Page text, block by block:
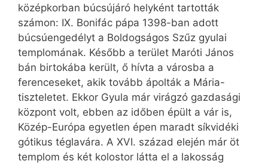
középkorban búcsújáró helyként tartották
számon: IX. Bonifác pápa 1398-ban adott
búcsúengedélyt a Boldogságos Szűz gyulai
templomának. Később a terület Maróti János
bán birtokába került, ő hívta a városba a
ferenceseket, akik tovább ápolták a Mária-
tiszteletet. Ekkor Gyula már virágzó gazdasági
központ volt, ebben az időben épült a vár is,
Közép-Európa egyetlen épen maradt síkvidéki
gótikus téglavára. A XVI. század elején már öt
templom és két kolostor látta el a lakosság